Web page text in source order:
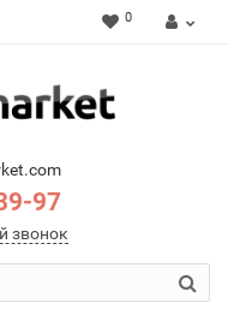
0
97
звонок